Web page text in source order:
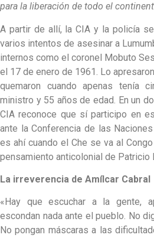
para la liberación de todo el
A partir de allí, la CIA y la policía
varios intentos de asesinar a
internos como el coronel Mobuto
el 17 de enero de 1961. Lo
quemaron cuando apenas tenía
ministro y 55 años de edad. En un
CIA reconoce que sí participo en
ante la Conferencia de las
es ahí cuando el Che se va al
pensamiento anticolonial de Patricio
La irreverencia de Amílcar Cabral
«Hay que escuchar a la gente,
escondan nada ante el pueblo. No
No pongan máscaras a las